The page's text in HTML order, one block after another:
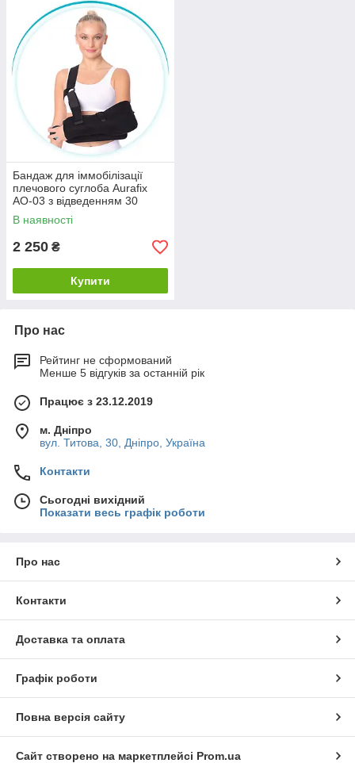
Бандаж для іммобілізації
плечового суглоба Aurafix
AO-03 з відведенням 30
градусів
В наявності
2 250 ₴
Купити
Про нас
Рейтинг не сформований
Менше 5 відгуків за останній рік
Працює з 23.12.2019
м. Дніпро
вул. Титова, 30, Дніпро, Україна
Контакти
Сьогодні вихідний
Показати весь графік роботи
Про нас
Контакти
Доставка та оплата
Графік роботи
Повна версія сайту
Сайт створено на маркетплейсі Prom.ua